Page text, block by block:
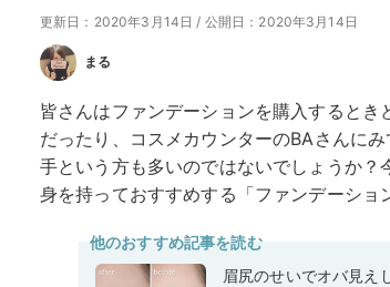
更新日：2020年3月14日 / 公開日：2020年3月14日
まる
皆さんはファンデーションを購入すると
だったり、コスメカウンターのBAさんに
手という方も多いのではないでしょうか
身を持っておすすめする「ファンデーショ
他のおすすめ記事を読む
眉尻のせいでオバ見え